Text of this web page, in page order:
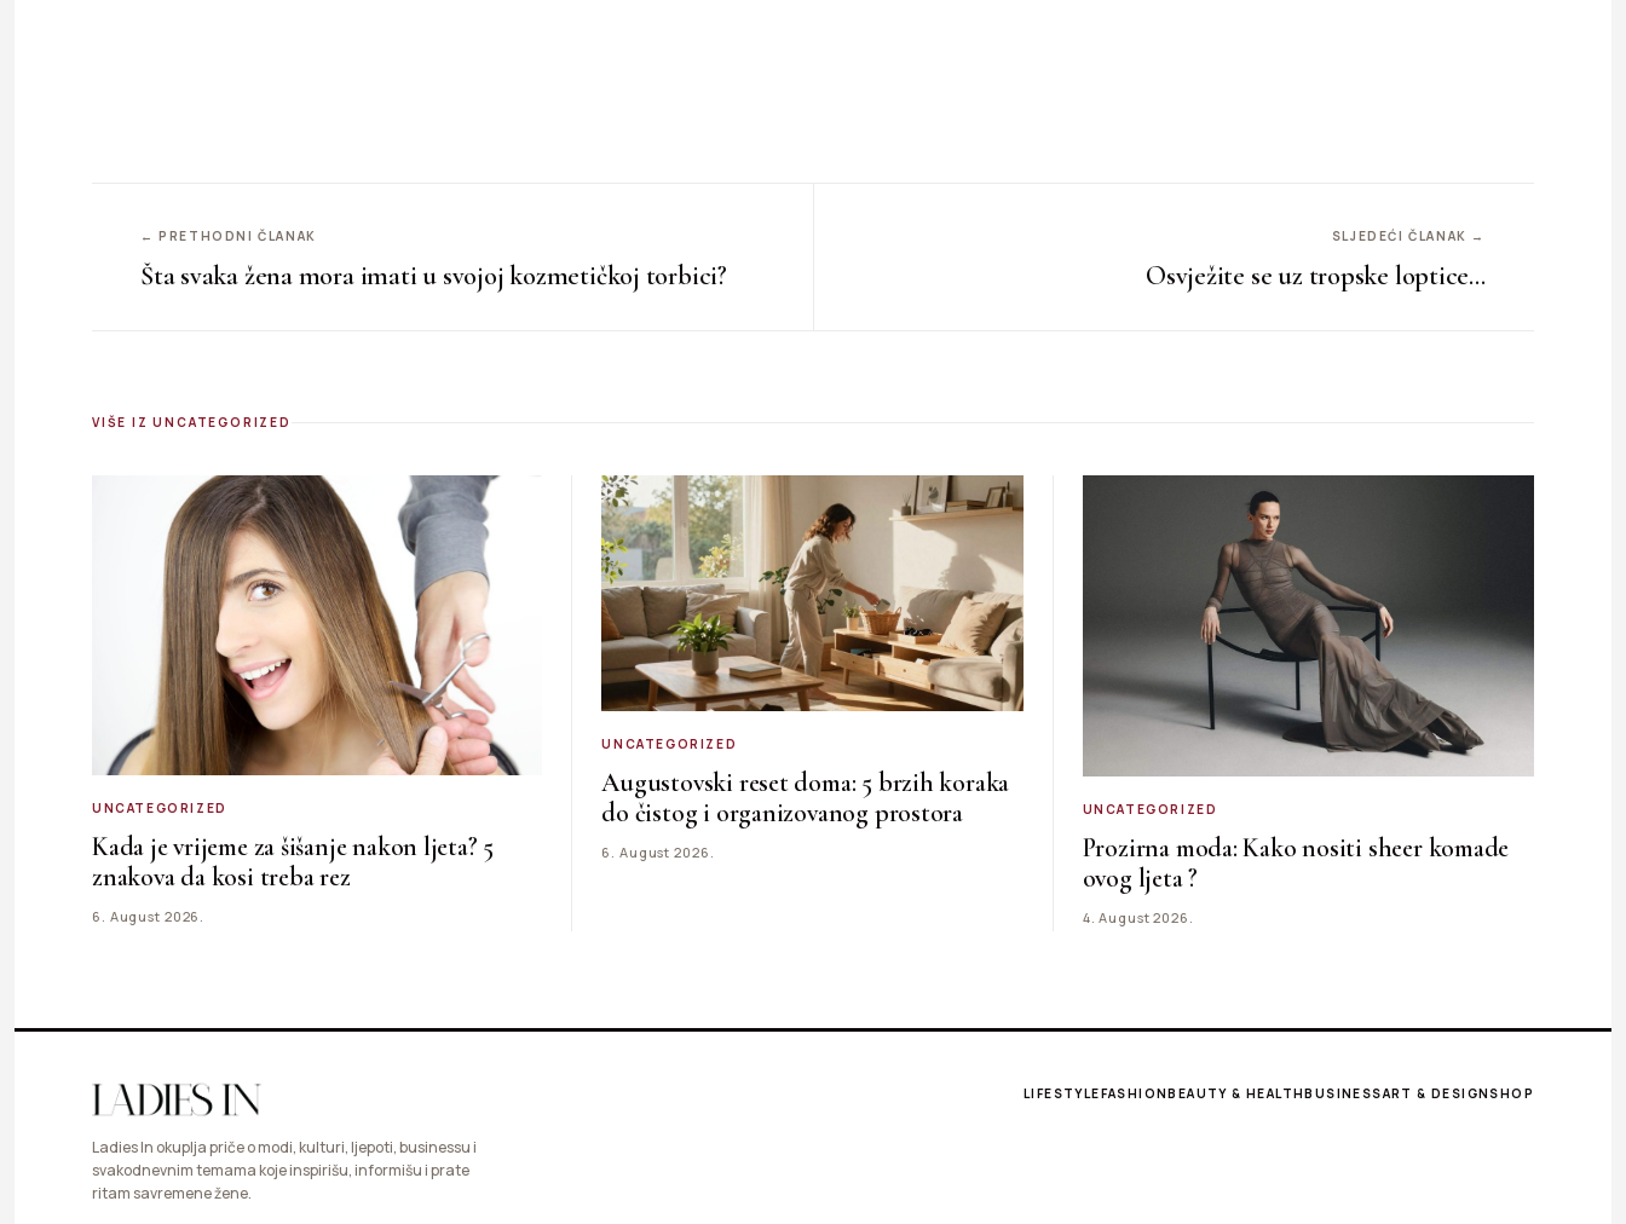
← PRETHODNI ČLANAK
Šta svaka žena mora imati u svojoj kozmetičkoj torbici?
SLJEDEĆI ČLANAK →
Osvježite se uz tropske loptice…
VIŠE IZ UNCATEGORIZED
UNCATEGORIZED
Kada je vrijeme za šišanje nakon ljeta? 5
znakova da kosi treba rez
6. August 2026.
UNCATEGORIZED
Augustovski reset doma: 5 brzih koraka
do čistog i organizovanog prostora
6. August 2026.
UNCATEGORIZED
Prozirna moda: Kako nositi sheer komade
ovog ljeta ?
4. August 2026.
Ladies In okuplja priče o modi, kulturi, ljepoti, businessu i
svakodnevnim temama koje inspirišu, informišu i prate
ritam savremene žene.
LIFESTYLEFASHIONBEAUTY & HEALTHBUSINESSART & DESIGNSHOP